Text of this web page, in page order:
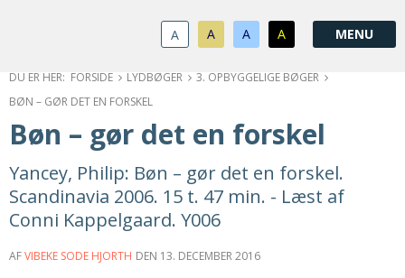
og
gå
indhold
forsiden
guide
for
1.2:
Bestyrelse
1.3:
Økonomi
1.5:
Privatlivspolitik
Vedtægter
2.0:
Nyheder
3.0:
Kalender
4.0:
Kristeligt
Lydbibliotek
A A A A
FORSIDE LYDBØGER
3. OPBYGGELIGE BØGER
BØN – GØR DET EN FORSKEL
Bøn – gør det en forskel
Yancey, Philip: Bøn – gør det en forskel.
Scandinavia 2006. 15 t. 47 min. - Læst af
Conni Kappelgaard. Y006
AFVIBEKE SODE HJORTH DEN 13. DECEMBER 2016